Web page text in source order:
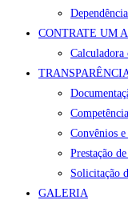
CONTRATE UM
Calculadora
Convênios e
Prestação
Solicitação
GALERIA